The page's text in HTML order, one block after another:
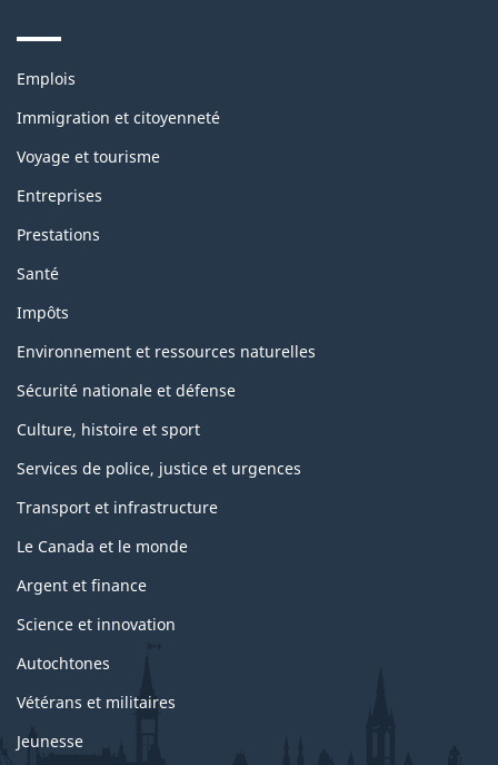
Themes
topics
Emplois
Immigration et citoyenneté
Voyage et tourisme
Entreprises
Prestations
Santé
Impôts
Environnement et ressources naturelles
Sécurité nationale et défense
Culture, histoire et sport
Services de police, justice et urgences
Transport et infrastructure
Le Canada et le monde
Argent et finance
Science et innovation
Autochtones
Vétérans et militaires
Jeunesse